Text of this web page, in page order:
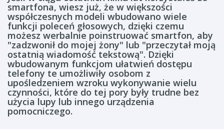
smartfona, wiesz już, że w większości
współczesnych modeli wbudowano wiele
funkcji poleceń głosowych, dzięki czemu
możesz werbalnie poinstruować smartfon, aby
"zadzwonił do mojej żony" lub "przeczytał moją
ostatnią wiadomość tekstową". Dzięki
wbudowanym funkcjom ułatwień dostępu
telefony te umożliwiły osobom z
upośledzeniem wzroku wykonywanie wielu
czynności, które do tej pory były trudne bez
użycia lupy lub innego urządzenia
pomocniczego.